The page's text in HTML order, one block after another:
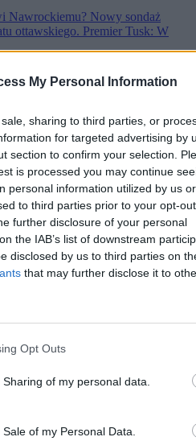
My Personal Information
sharing to third parties, or
for targeted advertising by
section to confirm your selection.
is processed you may continue
personal information utilized by us or
to third parties prior to your opt-
further disclosure of your personal
the IAB’s list of downstream
disclosed by us to third parties on
that may further disclose it to
Opt Outs
of my personal data.
of my Personal Data.
Nawrockiemu? Nowy sondaż
ottawskiego. Premier Tusk: W
Kaczyński ma już kandydata na
pokolenia. Historia
we Wrocławiu. „Może być
W tle wątek Jeffreya Epsteina i
"Przypomina anonimowe
„Za pół roku będziemy gotowi do
„To znak, że Korea chce być
i Pałac. Rząd przygotowuje plan B
144 podróże za publiczne
i stołki". Adrian Zandberg gościem
Jeol skazany na dożywocie za
w Kanale Zero. Jak wypadli
Perskiej. „Trump może się